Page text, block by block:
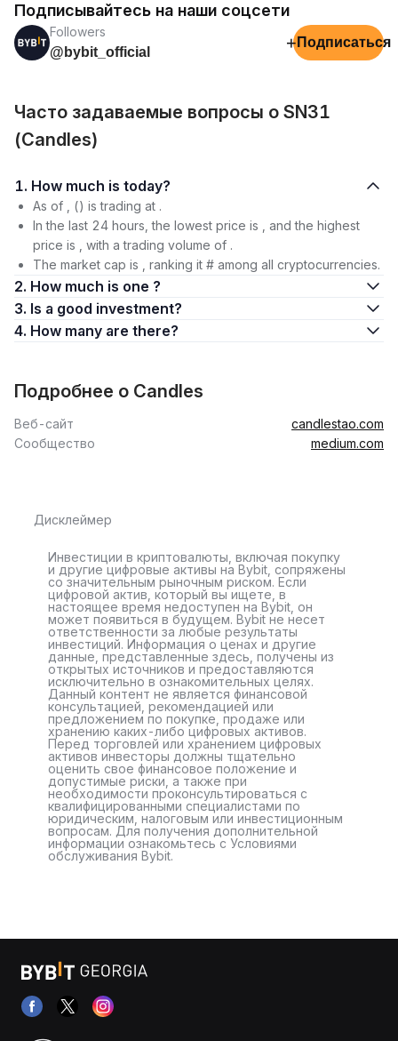
Подписывайтесь на наши соцсети
Followers
@bybit_official
+ Подписаться
Часто задаваемые вопросы о SN31
(Candles)
1. How much is today?
As of , () is trading at .
In the last 24 hours, the lowest price is , and the highest
price is , with a trading volume of .
The market cap is , ranking it # among all cryptocurrencies.
2. How much is one ?
3. Is a good investment?
4. How many are there?
Подробнее о Candles
Веб-сайт
candlestao.com
Сообщество
medium.com
Дисклеймер
Инвестиции в криптовалюты, включая покупку
и другие цифровые активы на Bybit, сопряжены
со значительным рыночным риском. Если
цифровой актив, который вы ищете, в
настоящее время недоступен на Bybit, он
может появиться в будущем. Bybit не несет
ответственности за любые результаты
инвестиций. Информация о ценах и другие
данные, представленные здесь, получены из
открытых источников и предоставляются
исключительно в ознакомительных целях.
Данный контент не является финансовой
консультацией, рекомендацией или
предложением по покупке, продаже или
хранению каких-либо цифровых активов.
Перед торговлей или хранением цифровых
активов инвесторы должны тщательно
оценить свое финансовое положение и
допустимые риски, а также при
необходимости проконсультироваться с
квалифицированными специалистами по
юридическим, налоговым или инвестиционным
вопросам. Для получения дополнительной
информации ознакомьтесь с Условиями
обслуживания Bybit.